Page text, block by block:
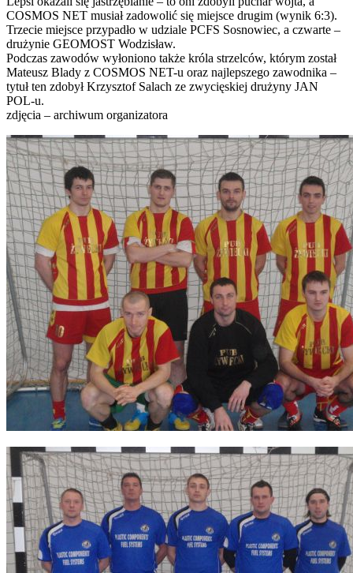
COSMOS NET musiał zadowolić się miejsce drugim (wynik 6:3).
Trzecie miejsce przypadło w udziale PCFS Sosnowiec, a czwarte –
drużynie GEOMOST Wodzisław.
Podczas zawodów wyłoniono także króla strzelców, którym został
Mateusz Blady z COSMOS NET-u oraz najlepszego zawodnika –
tytuł ten zdobył Krzysztof Salach ze zwycięskiej drużyny JAN
POL-u.
zdjęcia – archiwum organizatora